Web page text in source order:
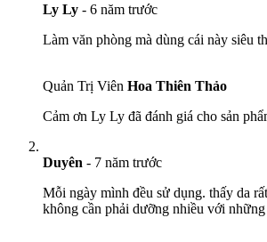
Ly Ly - 6 năm trước
Làm văn phòng mà dùng cái này siêu
Quản Trị Viên Hoa Thiên Thảo
Cảm ơn Ly Ly đã đánh giá cho sản
Duyên - 7 năm trước
Mỗi ngày mình đều sử dụng. thấy da
không cần phải dưỡng nhiều với những